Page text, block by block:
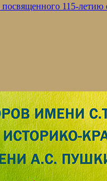
115-